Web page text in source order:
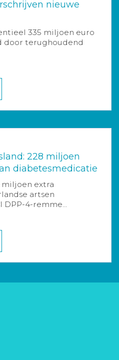
nieuwe
335 miljoen euro
door terughoudend
228 miljoen
diabetesmedicatie
miljoen extra
artsen
4-remme...